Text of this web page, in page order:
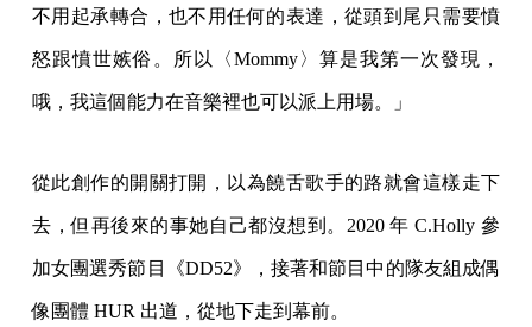
不用起承轉合，也不用任何的表達，從頭到尾只需要憤
怒跟憤世嫉俗。所以〈Mommy〉算是我第一次發現，
哦，我這個能力在音樂裡也可以派上用場。」
從此創作的開關打開，以為饒舌歌手的路就會這樣走下
去，但再後來的事她自己都沒想到。2020 年 C.Holly 參
加女團選秀節目《DD52》，接著和節目中的隊友組成偶
像團體 HUR 出道，從地下走到幕前。